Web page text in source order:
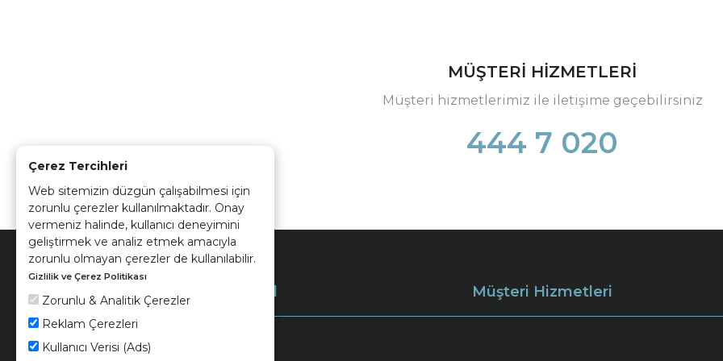
Çerez Tercihleri
Web sitemizin düzgün çalışabilmesi için
zorunlu çerezler kullanılmaktadır. Onay
vermeniz halinde, kullanıcı deneyimini
geliştirmek ve analiz etmek amacıyla
zorunlu olmayan çerezler de kullanılabilir.
Gizlilik ve Çerez Politikası
Zorunlu & Analitik Çerezler
Reklam Çerezleri
Kullanıcı Verisi (Ads)
MÜŞTERİ HİZMETLERİ
Müşteri hizmetlerimiz ile iletişime geçebilirsiniz
444 7 020
Kurumsal Müşteri Hizmetleri